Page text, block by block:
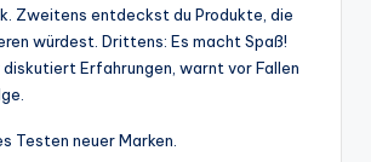
Zweitens entdeckst du Produkte, die
würdest. Drittens: Es macht Spaß!
diskutiert Erfahrungen, warnt vor Fallen
Testen neuer Marken.